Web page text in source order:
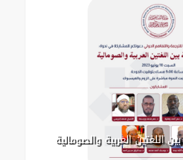
اللغتين العربية والصومالية